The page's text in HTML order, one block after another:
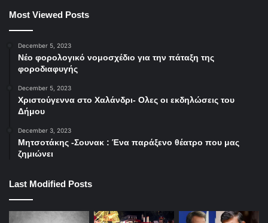
Most Viewed Posts
December 5, 2023
Νέο φορολογικό νομοσχέδιο για την πάταξη της
φοροδιαφυγής
December 5, 2023
Χριστούγεννα στο Χαλάνδρι- Ολες οι εκδηλώσεις του
Δήμου
December 3, 2023
Μητσοτάκης -Σουνακ : Ένα παράξενο θέατρο που μας
ζημιώνει
Last Modified Posts